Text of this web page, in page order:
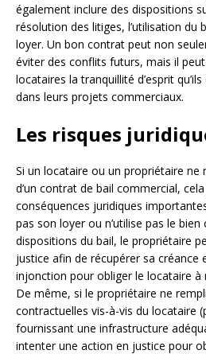
également inclure des dispositions
résolution des litiges, l’utilisation du
loyer. Un bon contrat peut non
éviter des conflits futurs, mais il
locataires la tranquillité d’esprit
dans leurs projets commerciaux.
Les risques
Si un locataire ou un propriétaire ne
d’un contrat de bail commercial,
conséquences juridiques
pas son loyer ou n’utilise pas le
dispositions du bail, le propriétaire
justice afin de récupérer sa créance
injonction pour obliger le locataire à
De même, si le propriétaire ne
contractuelles vis-à-vis du locataire
fournissant une infrastructure
intenter une action en justice pour